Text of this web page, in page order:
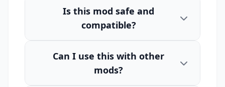
Is this mod safe and
compatible?
Can I use this with other
mods?